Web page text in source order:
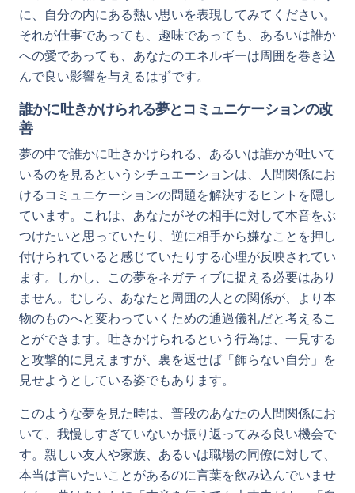
に、自分の内にある熱い思いを表現してみてください。
それが仕事であっても、趣味であっても、あるいは誰か
への愛であっても、あなたのエネルギーは周囲を巻き込
んで良い影響を与えるはずです。
誰かに吐きかけられる夢とコミュニケーションの改
善
夢の中で誰かに吐きかけられる、あるいは誰かが吐いて
いるのを見るというシチュエーションは、人間関係にお
けるコミュニケーションの問題を解決するヒントを隠し
ています。これは、あなたがその相手に対して本音をぶ
つけたいと思っていたり、逆に相手から嫌なことを押し
付けられていると感じていたりする心理が反映されてい
ます。しかし、この夢をネガティブに捉える必要はあり
ません。むしろ、あなたと周囲の人との関係が、より本
物のものへと変わっていくための通過儀礼だと考えるこ
とができます。吐きかけられるという行為は、一見する
と攻撃的に見えますが、裏を返せば「飾らない自分」を
見せようとしている姿でもあります。
このような夢を見た時は、普段のあなたの人間関係にお
いて、我慢しすぎていないか振り返ってみる良い機会で
す。親しい友人や家族、あるいは職場の同僚に対して、
本当は言いたいことがあるのに言葉を飲み込んでいませ